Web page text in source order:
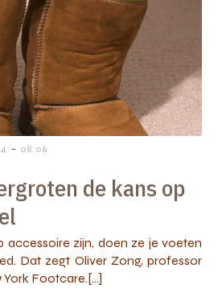
- 08:06
de kans op
accessoire zijn, doen ze je voeten
Dat zegt Oliver Zong, professor
Footcare.[…]